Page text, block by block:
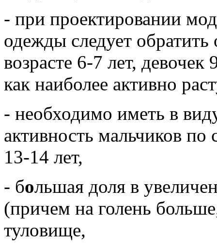
- при проектировании
одежды следует
возрасте 6-7 лет,
как наиболее активно
- необходимо иметь в
активность мальчиков
13-14 лет,
- большая доля в
(причем на голень
туловище,